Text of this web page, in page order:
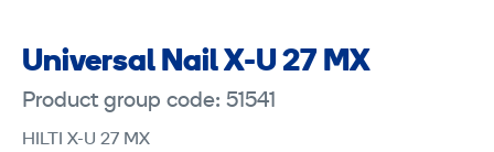
Universal Nail X-U 27 MX
Product group code: 51541
HILTI X-U 27 MX